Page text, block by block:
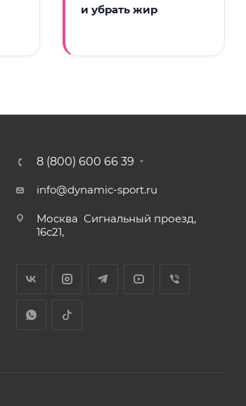
и убрать жир
8 (800) 600 66 39
info@dynamic-sport.ru
Москва Сигнальный проезд,
16с21,